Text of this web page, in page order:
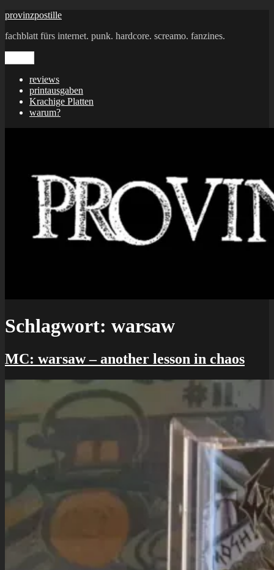
Zum
springen
provinzpostille
fachblatt fürs internet. punk. hardcore. screamo. fanzines.
reviews
printausgaben
Krachige Platten
warum?
Schlagwort: warsaw
MC: warsaw – another lesson in chaos